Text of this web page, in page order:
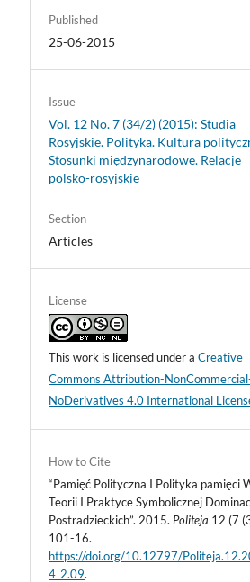
Published
25-06-2015
Issue
Vol. 12 No. 7 (34/2) (2015): Studia
Rosyjskie. Polityka. Kultura
Stosunki międzynarodowe. Relacje
polsko-rosyjskie
Section
Articles
License
This work is licensed under aCreative
Commons Attribution-
NoDerivatives 4.0 International
How to Cite
“Pamięć Polityczna I Polityka pamięci
Teorii I Praktyce Symbolicznej
Postradzieckich”. 2015. Politeja 12 (7
101-16.
https://doi.org/10.12797/
4_2.09.